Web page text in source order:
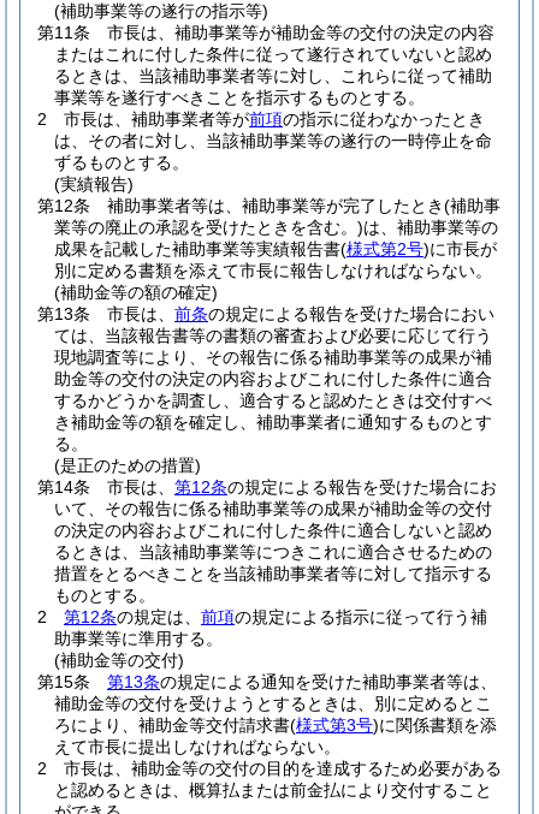
(補助事業等の遂行の指示等)
第11条
市長は、補助事業等が補助金等の交付の決定の内容
またはこれに付した条件に従って遂行されていないと認め
るときは、当該補助事業者等に対し、これらに従って補助
事業等を遂行すべきことを指示するものとする。
2
市長は、補助事業者等が前項の指示に従わなかったとき
は、その者に対し、当該補助事業等の遂行の一時停止を命
ずるものとする。
(実績報告)
第12条
補助事業者等は、補助事業等が完了したとき(補助事
業等の廃止の承認を受けたときを含む。)は、補助事業等の
成果を記載した補助事業等実績報告書(様式第2号)に市長が
別に定める書類を添えて市長に報告しなければならない。
(補助金等の額の確定)
第13条
市長は、 前条の規定による報告を受けた場合におい
ては、当該報告書等の書類の審査および必要に応じて行う
現地調査等により、その報告に係る補助事業等の成果が補
助金等の交付の決定の内容およびこれに付した条件に適合
するかどうかを調査し、適合すると認めたときは交付すべ
き補助金等の額を確定し、補助事業者に通知するものとす
る。
(是正のための措置)
第14条
市長は、 第12条の規定による報告を受けた場合にお
いて、その報告に係る補助事業等の成果が補助金等の交付
の決定の内容およびこれに付した条件に適合しないと認め
るときは、当該補助事業等につきこれに適合させるための
措置をとるべきことを当該補助事業者等に対して指示する
ものとする。
2
第12条の規定は、 前項の規定による指示に従って行う補
助事業等に準用する。
(補助金等の交付)
第15条
第13条の規定による通知を受けた補助事業者等は、
補助金等の交付を受けようとするときは、別に定めるとこ
ろにより、補助金等交付請求書(様式第3号)に関係書類を添
えて市長に提出しなければならない。
2
市長は、補助金等の交付の目的を達成するため必要がある
と認めるときは、概算払または前金払により交付すること